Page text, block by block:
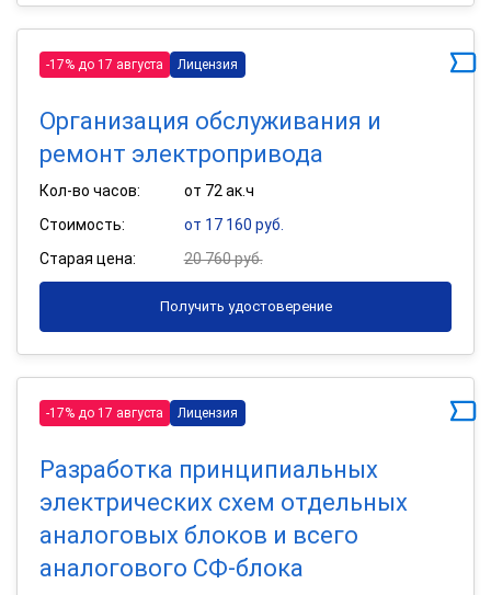
-17% до 17 августа Лицензия
Организация обслуживания и
ремонт электропривода
Кол-во часов:
от 72 ак.ч
Стоимость:
от 17 160 руб.
Старая цена:
20 760 руб.
Получить удостоверение
-17% до 17 августа Лицензия
Разработка принципиальных
электрических схем отдельных
аналоговых блоков и всего
аналогового СФ-блока